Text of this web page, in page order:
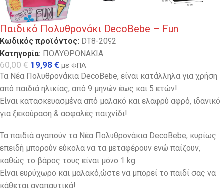
Παιδικό Πολυθρονάκι DecoBebe – Fun
Κωδικός προϊόντος: DT8-2092
Κατηγορία: ΠΟΛΥΘΡΟΝΑΚΙΑ
60,00€ 19,98€ με ΦΠΑ
Τα Νέα Πολυθρονάκια DecoBebe, είναι κατάλληλα για χρήση
από παιδιά ηλικίας, από 9 μηνών έως και 5 ετών!
Είναι κατασκευασμένα από μαλακό και ελαφρύ αφρό, ιδανικό
για ξεκούραση & ασφαλές παιχνίδι!
Τα παιδιά αγαπούν τα Νέα Πολυθρονάκια DecoBebe, κυρίως
επειδή μπορούν εύκολα να τα μεταφέρουν ενώ παίζουν,
καθώς το βάρος τους είναι μόνο 1 kg.
Eίναι ευρύχωρο και μαλακό,ώστε να μπορεί το παιδί σας να
κάθεται αναπαυτικά!